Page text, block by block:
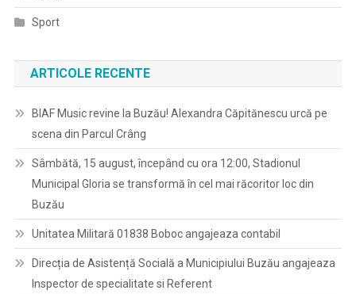
Sport
ARTICOLE RECENTE
BIAF Music revine la Buzău! Alexandra Căpitănescu urcă pe
scena din Parcul Crâng
Sâmbătă, 15 august, începând cu ora 12:00, Stadionul
Municipal Gloria se transformă în cel mai răcoritor loc din
Buzău
Unitatea Militară 01838 Boboc angajeaza contabil
Direcția de Asistență Socială a Municipiului Buzău angajeaza
Inspector de specialitate si Referent